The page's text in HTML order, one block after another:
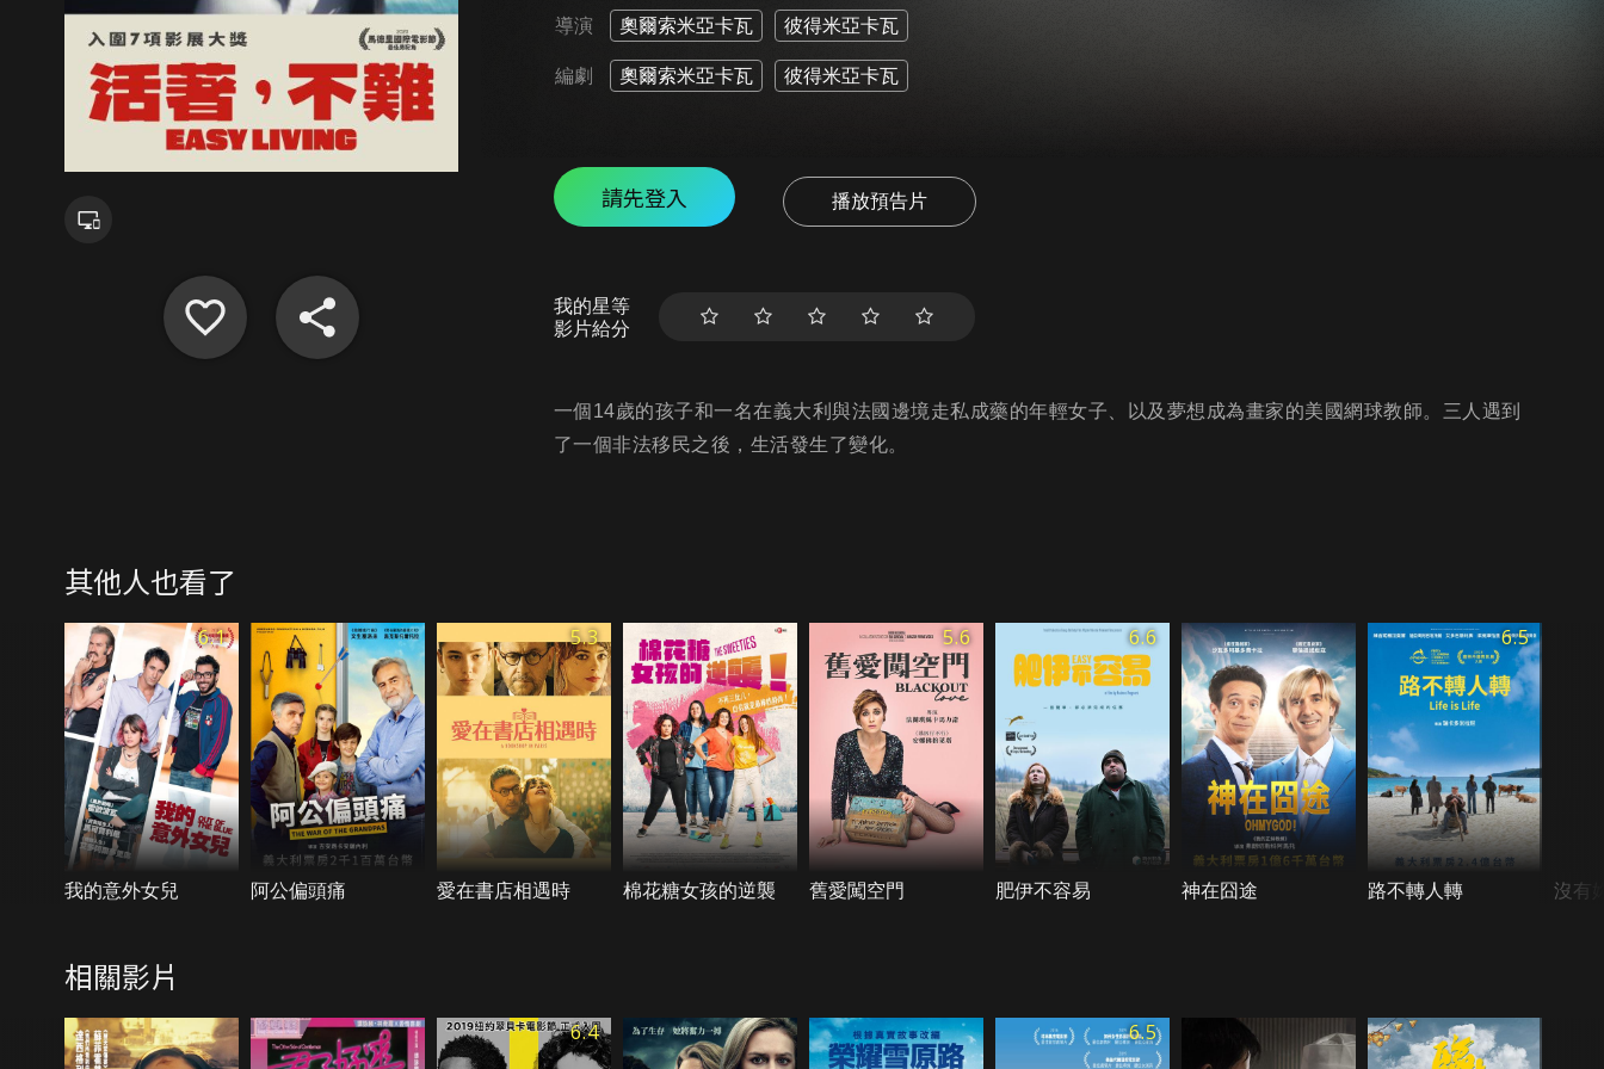
導演 奧爾索米亞卡瓦 彼得米亞卡瓦
編劇 奧爾索米亞卡瓦 彼得米亞卡瓦
請先登入 播放預告片
我的星等
影片給分
一個14歲的孩子和一名在義大利與法國邊境走私成藥的年輕女子、以及夢想成為畫家的美國網球教師。三人遇到
了一個非法移民之後，生活發生了變化。
其他人也看了
6.1
我的意外女兒 阿公偏頭痛
5.3
愛在書店相遇時 棉花糖女孩的逆襲
5.6
舊愛闖空門
6.6
肥伊不容易 神在囧途
6.5
路不轉人轉 沒有
相關影片
6.4 6.5